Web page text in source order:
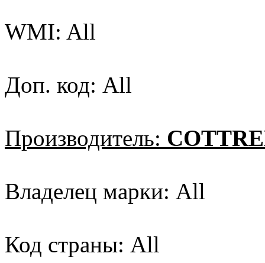
WMI: All
Доп. код: All
Производитель:
Владелец марки: All
Код страны: All